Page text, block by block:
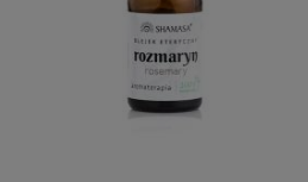
Pędzel Kabuki Earthnicity do
minerałów
65,00 zł